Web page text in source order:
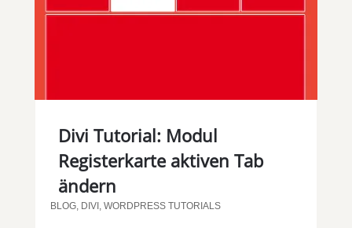
Divi Tutorial: Modul
Registerkarte aktiven Tab
ändern
BLOG, DIVI , WORDPRESS TUTORIALS